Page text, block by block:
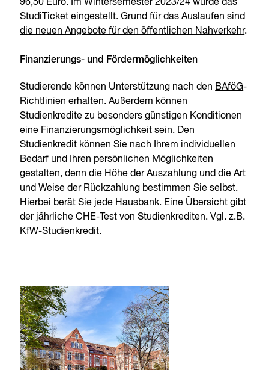
96,50 Euro. Im Wintersemester 2023/24 wurde das
StudiTicket eingestellt. Grund für das Auslaufen sind
die neuen Angebote für den öffentlichen Nahverkehr.
Finanzierungs- und Fördermöglichkeiten
Studierende können Unterstützung nach den BAföG-
Richtlinien erhalten. Außerdem können
Studienkredite zu besonders günstigen Konditionen
eine Finanzierungsmöglichkeit sein. Den
Studienkredit können Sie nach Ihrem individuellen
Bedarf und Ihren persönlichen Möglichkeiten
gestalten, denn die Höhe der Auszahlung und die Art
und Weise der Rückzahlung bestimmen Sie selbst.
Hierbei berät Sie jede Hausbank. Eine Übersicht gibt
der jährliche CHE-Test von Studienkrediten. Vgl. z.B.
KfW-Studienkredit.